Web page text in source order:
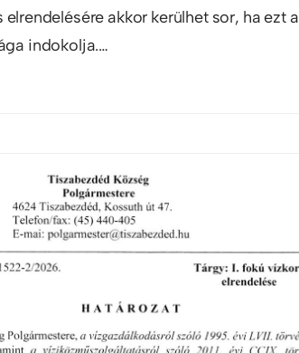
akkor kerülhet sor, ha ezt
indokolja.…